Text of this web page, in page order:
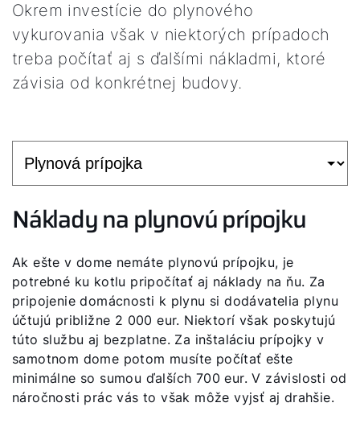
Okrem investície do plynového
vykurovania však v niektorých prípadoch
treba počítať aj s ďalšími nákladmi, ktoré
závisia od konkrétnej budovy.
Náklady na plynovú prípojku
Ak ešte v dome nemáte plynovú prípojku, je
potrebné ku kotlu pripočítať aj náklady na ňu. Za
pripojenie domácnosti k plynu si dodávatelia plynu
účtujú približne 2 000 eur. Niektorí však poskytujú
túto službu aj bezplatne. Za inštaláciu prípojky v
samotnom dome potom musíte počítať ešte
minimálne so sumou ďalších 700 eur. V závislosti od
náročnosti prác vás to však môže vyjsť aj drahšie.